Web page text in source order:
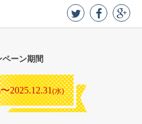
ペーン期間
〜2025.12.31(水)